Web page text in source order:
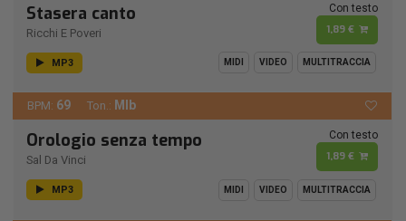
Stasera canto
Ricchi E Poveri
Con testo
1,89 €
MP3 MIDI VIDEO MULTITRACCIA
BPM: 69 Ton.: MIb
Orologio senza tempo
Sal Da Vinci
Con testo
1,89 €
MP3 MIDI VIDEO MULTITRACCIA